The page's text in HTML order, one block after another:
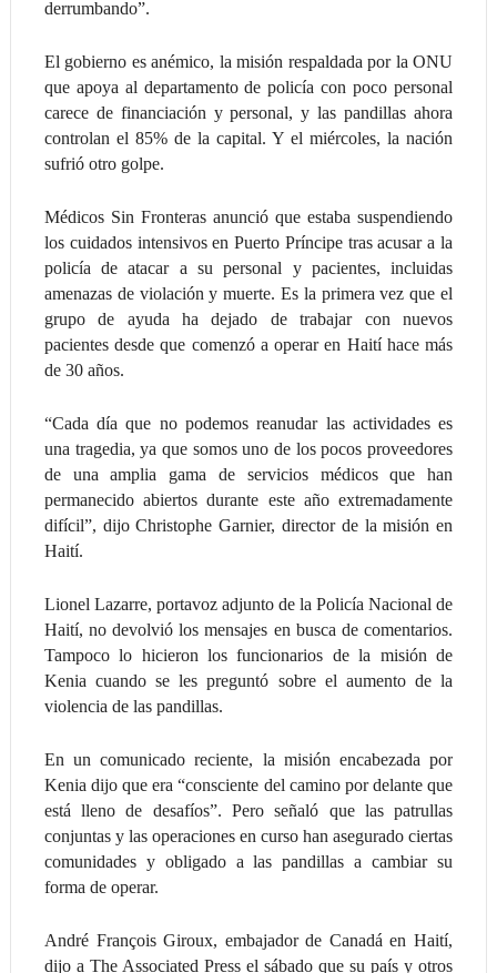
derrumbando”.
El gobierno es anémico, la misión respaldada por la ONU
que apoya al departamento de policía con poco personal
carece de financiación y personal, y las pandillas ahora
controlan el 85% de la capital. Y el miércoles, la nación
sufrió otro golpe.
Médicos Sin Fronteras anunció que estaba suspendiendo
los cuidados intensivos en Puerto Príncipe tras acusar a la
policía de atacar a su personal y pacientes, incluidas
amenazas de violación y muerte. Es la primera vez que el
grupo de ayuda ha dejado de trabajar con nuevos
pacientes desde que comenzó a operar en Haití hace más
de 30 años.
“Cada día que no podemos reanudar las actividades es
una tragedia, ya que somos uno de los pocos proveedores
de una amplia gama de servicios médicos que han
permanecido abiertos durante este año extremadamente
difícil”, dijo Christophe Garnier, director de la misión en
Haití.
Lionel Lazarre, portavoz adjunto de la Policía Nacional de
Haití, no devolvió los mensajes en busca de comentarios.
Tampoco lo hicieron los funcionarios de la misión de
Kenia cuando se les preguntó sobre el aumento de la
violencia de las pandillas.
En un comunicado reciente, la misión encabezada por
Kenia dijo que era “consciente del camino por delante que
está lleno de desafíos”. Pero señaló que las patrullas
conjuntas y las operaciones en curso han asegurado ciertas
comunidades y obligado a las pandillas a cambiar su
forma de operar.
André François Giroux, embajador de Canadá en Haití,
dijo a The Associated Press el sábado que su país y otros